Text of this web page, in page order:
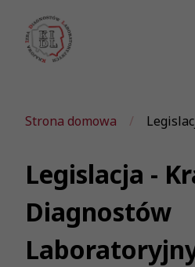
Strona domowa
Legislacja -
Diagnostów